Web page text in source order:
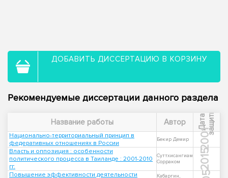
ДОБАВИТЬ ДИССЕРТАЦИЮ В КОРЗИНУ
Рекомендуемые диссертации данного раздела
Название работы Автор Д
а
т
а
з
а
щ
и
ты
Национально-территориальный принцип в
федеративных отношениях в России
Бекир Демир 2001
Власть и оппозиция : особенности
политического процесса в Таиланде : 2001-2010
гг.
Суттхисангиам
Сорраком
2015
Повышение эффективности деятельности Кабаргин,